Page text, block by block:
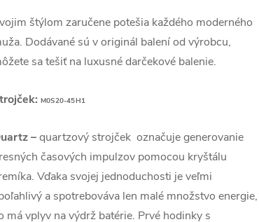
štýlom zaručene potešia každého moderného
Dodávané sú v originál balení od výrobcu,
sa tešiť na luxusné darčekové balenie.
M0S20-45H1
–quartzový strojček označuje generovanie
časových impulzov pomocou kryštálu
Vďaka svojej jednoduchosti je veľmi
a spotrebováva len malé množstvo energie,
má vplyv na výdrž batérie. Prvé hodinky s